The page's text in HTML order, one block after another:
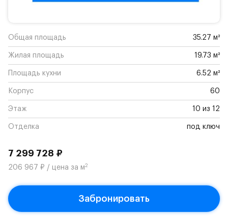
Общая площадь 35.27 м²
Жилая площадь 19.73 м²
Площадь кухни 6.52 м²
Корпус 60
Этаж 10 из 12
Отделка под ключ
7 299 728 ₽
206 967 ₽ / цена за м2
Забронировать